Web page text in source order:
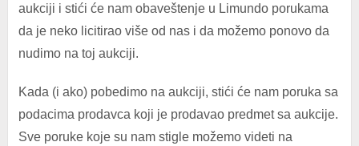
aukciji i stići će nam obaveštenje u Limundo porukama
da je neko licitirao više od nas i da možemo ponovo da
nudimo na toj aukciji.
Kada (i ako) pobedimo na aukciji, stići će nam poruka sa
podacima prodavca koji je prodavao predmet sa aukcije.
Sve poruke koje su nam stigle možemo videti na